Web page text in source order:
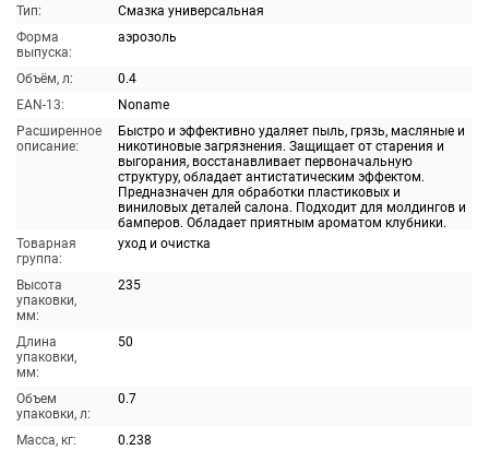
Тип:
Смазка универсальная
Форма
выпуска:
аэрозоль
Объём, л:
0.4
EAN-13:
Noname
Расширенное
описание:
Быстро и эффективно удаляет пыль, грязь, масляные и
никотиновые загрязнения. Защищает от старения и
выгорания, восстанавливает первоначальную
структуру, обладает антистатическим эффектом.
Предназначен для обработки пластиковых и
виниловых деталей салона. Подходит для молдингов и
бамперов. Обладает приятным ароматом клубники.
Товарная
группа:
уход и очистка
Высота
упаковки,
мм:
235
Длина
упаковки,
мм:
50
Объем
упаковки, л:
0.7
Масса, кг:
0.238